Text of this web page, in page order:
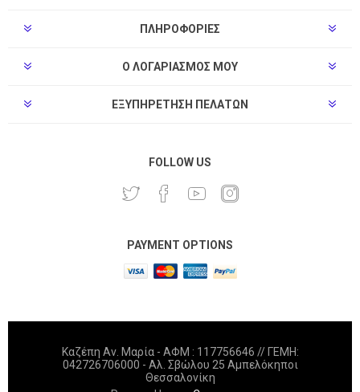
ΠΛΗΡΟΦΟΡΊΕΣ
Ο ΛΟΓΑΡΙΑΣΜΌΣ ΜΟΥ
ΕΞΥΠΗΡΈΤΗΣΗ ΠΕΛΑΤΏΝ
FOLLOW US
PAYMENT OPTIONS
Καζέπη Αν. Μαρία - ΑΦΜ : 117756646 // ΓΕΜΗ:
042726706000 - Αλ. Σβώλου 25 Αμπελόκηποι
Θεσσαλονίκη